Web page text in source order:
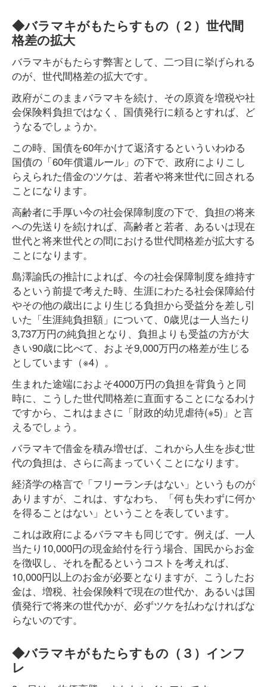
◆バラマキがもたらすもの（２）世代間
格差の拡大
バラマキがもたらす弊害として、二つ目に挙げられる
のが、世代間格差の拡大です。
政府がこのままバラマキを続け、その原資を増税や社
会保険料負担ではなく、国債発行に頼るとすれば、ど
うなるでしょうか。
この時、国債を60年かけて返済するといういわゆる
国債の「60年償還ルール」の下で、政府によりこし
らえられた借金のツケは、若者や将来世代に回される
ことになります。
高齢者に手厚い今の社会保障制度の下で、負担の将来
への先送りを続ければ、高齢者と若者、あるいは現在
世代と将来世代との間における世代間格差が拡大する
ことになります。
島澤諭氏の推計によれば、今の社会保障制度を維持す
るという前提で考えた時、生涯にわたる社会保障給付
やその他の歳出により生じる負担から受益分を差し引
いた「生涯純負担額」について、0歳児は一人当たり
3,737万円の純負担となり、負担よりも受益の方が大
きい90歳に比べて、およそ9,000万円の格差が生じる
としています（※4）。
生まれた途端におよそ4000万円の負担を背負うと同
時に、こうした世代間格差に直面することになるわけ
ですから、これはまさに「財政的幼児虐待(※5)」と言
えるでしょう。
バラマキで借金を積み増せば、これから人生を歩む世
代の負担は、さらに高まっていくことになります。
経済学の格言で「フリーランチはない」というものが
ありますが、これは、すなわち、「何も失わずに何か
を得ることはない」ということを表しています。
これは政府によるバラマキも同じです。例えば、一人
当たり10,000円の現金給付を行う場合、国民からお金
を徴収し、それを配るというコストを考えれば、
10,000円以上のお金が必要となりますが、こうしたお
金は、増税、社会保険料で現在の世代か、あるいは国
債発行で将来の世代かが、必ずツケを払わなければな
らないのです。
◆バラマキがもたらすもの（３）インフ
レ